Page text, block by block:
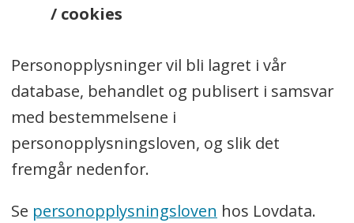
/ cookies
Personopplysninger vil bli lagret i vår
database, behandlet og publisert i samsvar
med bestemmelsene i
personopplysningsloven, og slik det
fremgår nedenfor.
Se personopplysningsloven hos Lovdata.